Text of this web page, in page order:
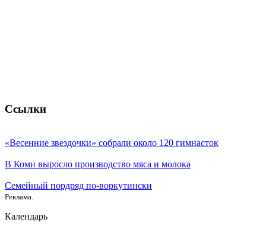
Ссылки
«Весенние звездочки» собрали около 120 гимнасток
В Коми выросло производство мяса и молока
Семейный пордряд по-воркутински
Реклама.
Календарь